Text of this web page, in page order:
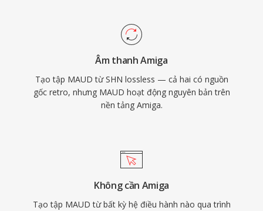
Âm thanh Amiga
Tạo tập MAUD từ SHN lossless — cả hai có nguồn
gốc retro, nhưng MAUD hoạt động nguyên bản trên
nền tảng Amiga.
Không cần Amiga
Tạo tập MAUD từ bất kỳ hệ điều hành nào qua trình